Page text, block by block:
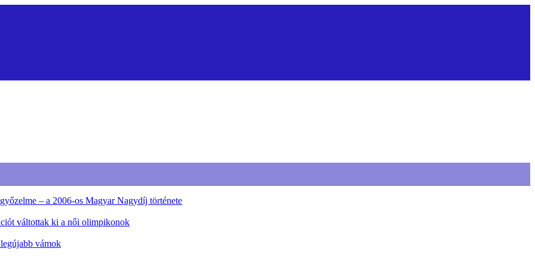
– a 2006-os Magyar Nagydíj története
váltottak ki a női olimpikonok
vámok